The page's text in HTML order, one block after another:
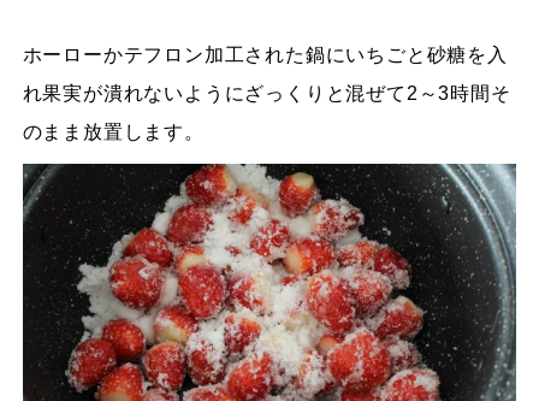
ホーローかテフロン加工された鍋にいちごと砂糖を入
れ果実が潰れないようにざっくりと混ぜて2～3時間そ
のまま放置します。